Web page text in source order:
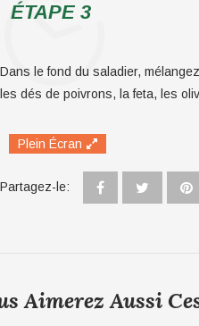
ÉTAPE 3
Dans le fond du saladier,
les dés de poivrons, la feta, les
Plein Écran
Partagez-le:
Aimerez Aussi